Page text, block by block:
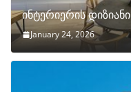
ინტერიერის დიზიანი
January 24, 2026